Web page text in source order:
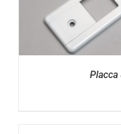
Placca